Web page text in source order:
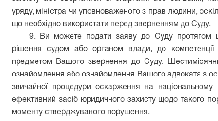
уряду, міністра чи уповноваженого з прав людини,
що необхідно використати перед зверненням до Суду.
9. Ви можете подати заяву до Суду протягом
рішення судом або органом влади, до
предметом Вашого звернення до Суду.
ознайомлення або ознайомлення Вашого адвоката з
звичайної процедури оскарження на
ефективний засіб юридичного захисту щодо такого
моменту стверджуваного порушення.